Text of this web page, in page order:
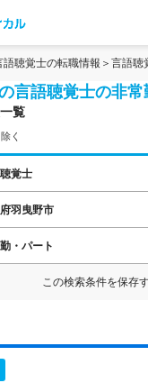
語聴覚士の転職情報 言語聴
言語聴覚士の非常
覧
く
覚士
羽曳野市
・パート
この検索条件を保存